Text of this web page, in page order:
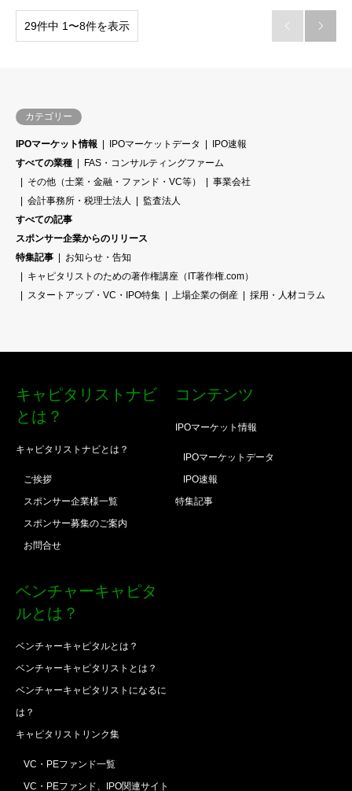
29件中 1〜8件を表示  
カテゴリー
IPOマーケット情報 IPOマーケットデータ
IPO速報
すべての業種
FAS・コンサルティングファーム
その他（士業・金融・ファンド・VC等）
事業会社
会計事務所・税理士法人
監査法人
すべての記事
スポンサー企業からのリリース
特集記事
お知らせ・告知
キャピタリストのための著作権講座（IT著作権.com）
スタートアップ・VC・IPO特集
上場企業の倒産 採用・人材コラム
キャピタリストナビ
とは？
キャピタリストナビとは？
ご挨拶
スポンサー企業様一覧
スポンサー募集のご案内
お問合せ
コンテンツ
IPOマーケット情報
IPOマーケットデータ
IPO速報
特集記事
ベンチャーキャピタ
ルとは？
ベンチャーキャピタルとは？
ベンチャーキャピタリストとは？
ベンチャーキャピタリストになるに
は？
キャピタリストリンク集
VC・PEファンド一覧
VC・PEファンド、IPO関連サイト